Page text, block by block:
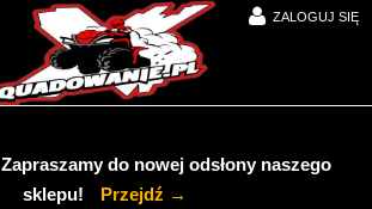
ZALOGUJ SIĘ
Zapraszamy do nowej odsłony naszego
sklepu!
Przejdź →